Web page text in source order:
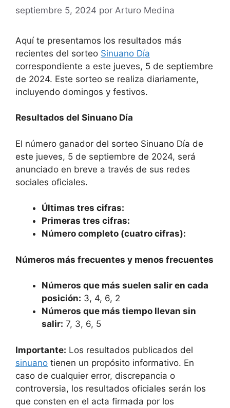
septiembre 5, 2024 por Arturo Medina
Aquí te presentamos los resultados más
recientes del sorteo Sinuano Día
correspondiente a este jueves, 5 de septiembre
de 2024. Este sorteo se realiza diariamente,
incluyendo domingos y festivos.
Resultados del Sinuano Día
El número ganador del sorteo Sinuano Día de
este jueves, 5 de septiembre de 2024, será
anunciado en breve a través de sus redes
sociales oficiales.
Últimas tres cifras:
Primeras tres cifras:
Número completo (cuatro cifras):
Números más frecuentes y menos frecuentes
Números que más suelen salir en cada
posición: 3, 4, 6, 2
Números que más tiempo llevan sin
salir: 7, 3, 6, 5
Importante: Los resultados publicados del
sinuano tienen un propósito informativo. En
caso de cualquier error, discrepancia o
controversia, los resultados oficiales serán los
que consten en el acta firmada por los